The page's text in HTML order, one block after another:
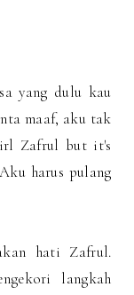
yang dulu kau
maaf, aku tak
Zafrul but it's
harus pulang
hati Zafrul.
langkah